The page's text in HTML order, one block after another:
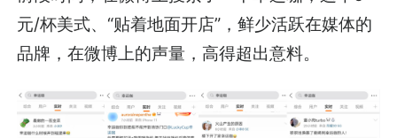
元/杯美式、“贴着地面开店”，鲜少活跃在媒体的
品牌，在微博上的声量，高得超出意料。